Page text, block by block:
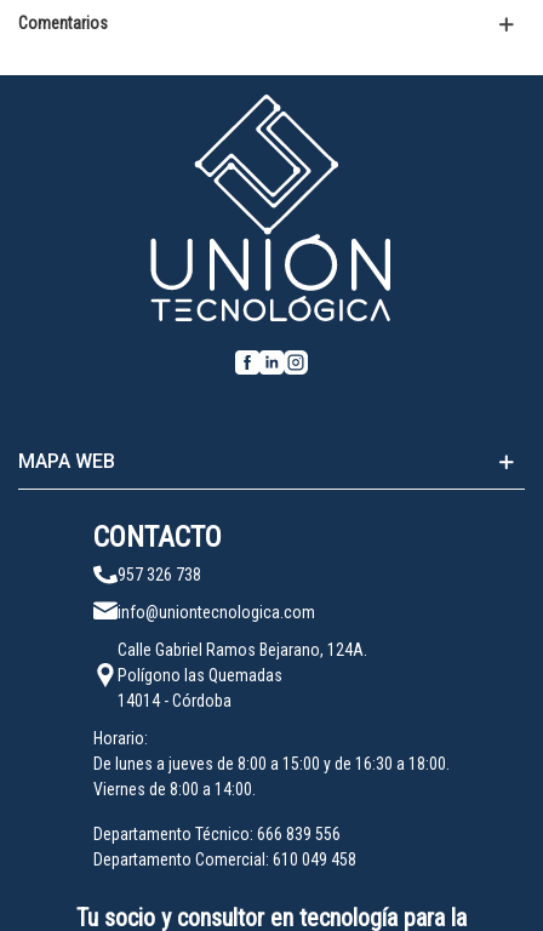
Comentarios
MAPA WEB
CONTACTO
957 326 738
info@uniontecnologica.com
Calle Gabriel Ramos Bejarano, 124A.
Polígono las Quemadas
14014 - Córdoba
Horario:
De lunes a jueves de 8:00 a 15:00 y de 16:30 a 18:00.
Viernes de 8:00 a 14:00.
Departamento Técnico: 666 839 556
Departamento Comercial: 610 049 458
Tu socio y consultor en tecnología para la